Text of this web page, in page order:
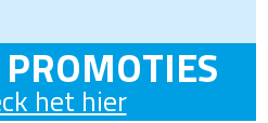
het hier